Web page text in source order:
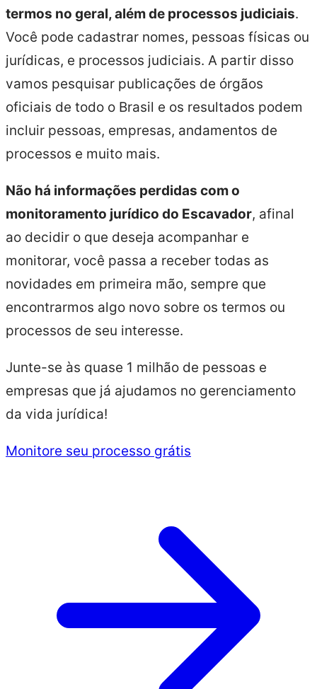
termos no geral, além de processos judiciais.
Você pode cadastrar nomes, pessoas físicas ou
jurídicas, e processos judiciais. A partir disso
vamos pesquisar publicações de órgãos
oficiais de todo o Brasil e os resultados podem
incluir pessoas, empresas, andamentos de
processos e muito mais.
Não há informações perdidas com o
monitoramento jurídico do Escavador, afinal
ao decidir o que deseja acompanhar e
monitorar, você passa a receber todas as
novidades em primeira mão, sempre que
encontrarmos algo novo sobre os termos ou
processos de seu interesse.
Junte-se às quase 1 milhão de pessoas e
empresas que já ajudamos no gerenciamento
da vida jurídica!
Monitore seu processo grátis